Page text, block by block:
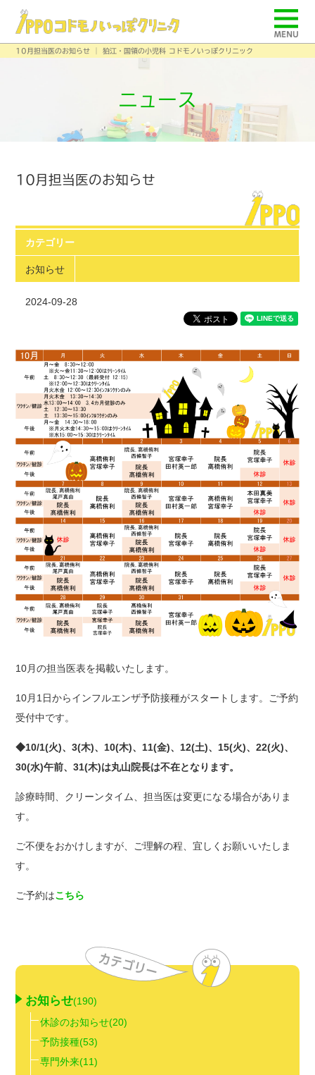
10月担当医のお知らせ │ 狛江・国領の小児科 コドモノいっぽクリニック
ニュース
10月担当医のお知らせ
カテゴリー
お知らせ
2024-09-28
10月の担当医表を掲載いたします。
10月1日からインフルエンザ予防接種がスタートします。ご予約
受付中です。
◆10/1(火)、3(木)、10(木)、11(金)、12(土)、15(火)、22(火)、
30(水)午前、31(木)は丸山院長は不在となります。
診療時間、クリーンタイム、担当医は変更になる場合がありま
す。
ご不便をおかけしますが、ご理解の程、宜しくお願いいたしま
す。
ご予約はこちら
お知らせ(190)
休診のお知らせ(20)
予防接種(53)
専門外来(11)